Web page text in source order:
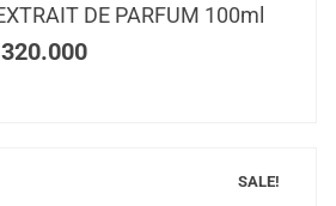
DE PARFUM 100ml
SALE!